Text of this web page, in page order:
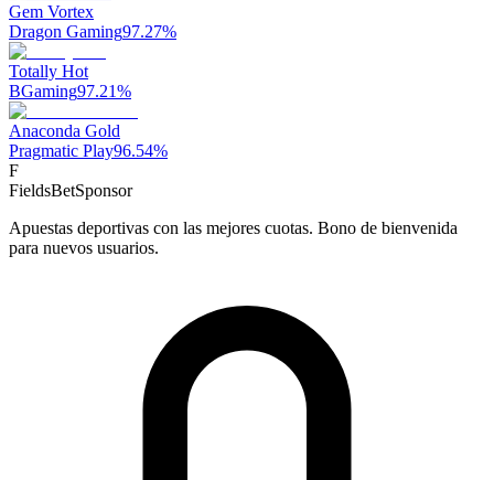
Gem Vortex
Dragon Gaming97.27%
Totally Hot
BGaming97.21%
Anaconda Gold
Pragmatic Play96.54%
F
FieldsBetSponsor
Apuestas deportivas con las mejores cuotas. Bono de bienvenida
para nuevos usuarios.